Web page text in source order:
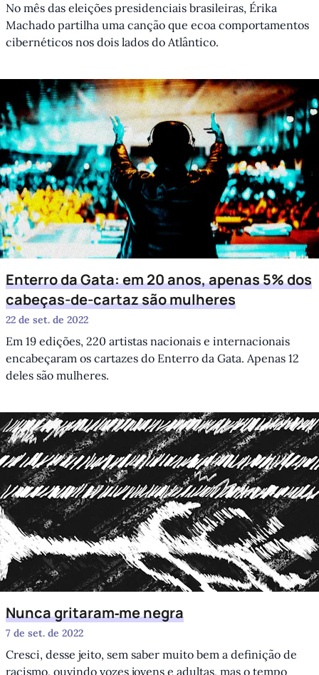
No mês das eleições presidenciais brasileiras, Érika
Machado partilha uma canção que ecoa comportamentos
cibernéticos nos dois lados do Atlântico.
Enterro da Gata: em 20 anos, apenas 5% dos
cabeças-de-cartaz são mulheres
22 de set. de 2022
Em 19 edições, 220 artistas nacionais e internacionais
encabeçaram os cartazes do Enterro da Gata. Apenas 12
deles são mulheres.
Nunca gritaram‑me negra
7 de set. de 2022
Cresci, desse jeito, sem saber muito bem a definição de
racismo, ouvindo vozes jovens e adultas, mas o tempo